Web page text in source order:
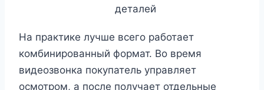
деталей
На практике лучше всего работает
комбинированный формат. Во время
видеозвонка покупатель управляет
осмотром, а после получает отдельные